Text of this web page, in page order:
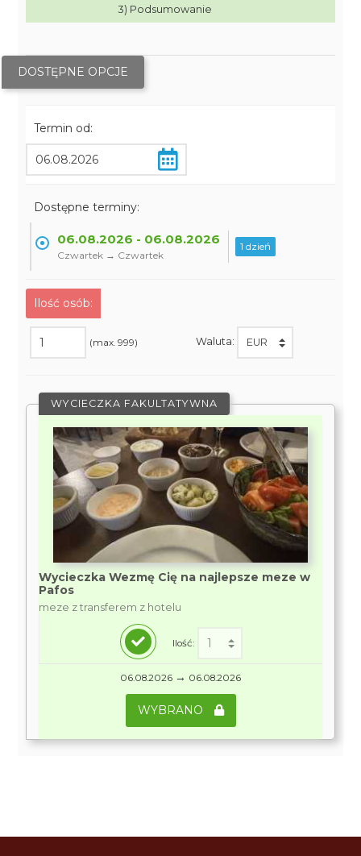
3) Podsumowanie
DOSTĘPNE OPCJE
Termin od:
Dostępne terminy:
06.08.2026 - 06.08.2026
Czwartek → Czwartek
1 dzień
Ilość osób:
(max. 999) Waluta:
WYCIECZKA FAKULTATYWNA
Wycieczka Wezmę Cię na najlepsze meze w
Pafos
meze z transferem z hotelu
Ilość:
06.08.2026 → 06.08.2026
WYBRANO